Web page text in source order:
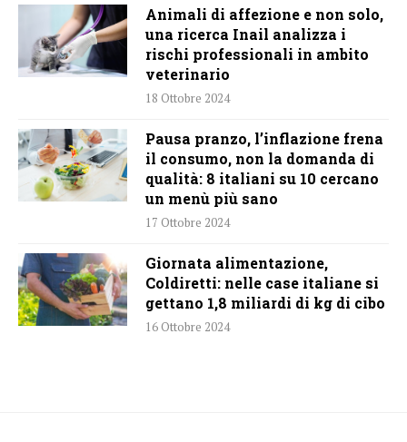
Animali di affezione e non solo,
una ricerca Inail analizza i
rischi professionali in ambito
veterinario
18 Ottobre 2024
Pausa pranzo, l’inflazione frena
il consumo, non la domanda di
qualità: 8 italiani su 10 cercano
un menù più sano
17 Ottobre 2024
Giornata alimentazione,
Coldiretti: nelle case italiane si
gettano 1,8 miliardi di kg di cibo
16 Ottobre 2024